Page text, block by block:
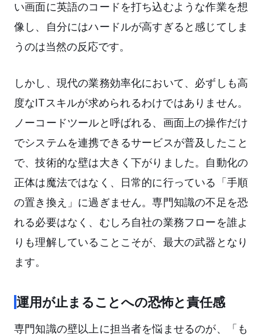
い画面に英語のコードを打ち込むような作業を想
像し、自分にはハードルが高すぎると感じてしま
うのは当然の反応です。
しかし、現代の業務効率化において、必ずしも高
度なITスキルが求められるわけではありません。
ノーコードツールと呼ばれる、画面上の操作だけ
でシステムを連携できるサービスが普及したこと
で、技術的な壁は大きく下がりました。自動化の
正体は魔法ではなく、日常的に行っている「手順
の置き換え」に過ぎません。専門知識の不足を恐
れる必要はなく、むしろ自社の業務フローを誰よ
りも理解していることこそが、最大の武器となり
ます。
運用が止まることへの恐怖と責任感
専門知識の壁以上に担当者を悩ませるのが、「も